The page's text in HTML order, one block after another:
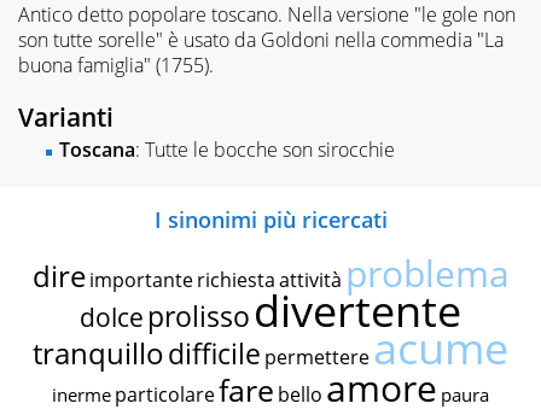
Antico detto popolare toscano. Nella versione "le gole non
son tutte sorelle" è usato da Goldoni nella commedia "La
buona famiglia" (1755).
Varianti
Toscana: Tutte le bocche son sirocchie
I sinonimi più ricercati
dire importante richiestaattività problema
dolce prolissodivertente
tranquillodifficile permettereacume
inerme particolarefare bello amore paura